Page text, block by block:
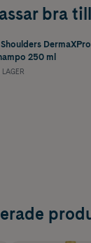
bra till
250 ml
LAGER